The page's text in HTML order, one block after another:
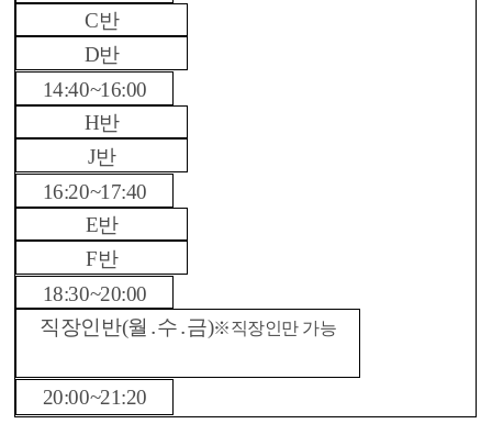
C반
D반
14:40~16:00
H반
J반
16:20~17:40
E반
F반
18:30~20:00
직장인반(월․수․금)※직장인만 가능
20:00~21:20